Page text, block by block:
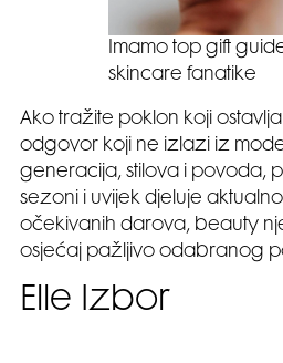
Imamo top gift
skincare fanatike
Ako tražite poklon koji
odgovor koji ne izlazi iz
generacija, stilova i povoda,
sezoni i uvijek djeluje
očekivanih darova, beauty
osjećaj pažljivo odabranog
Elle Izbor